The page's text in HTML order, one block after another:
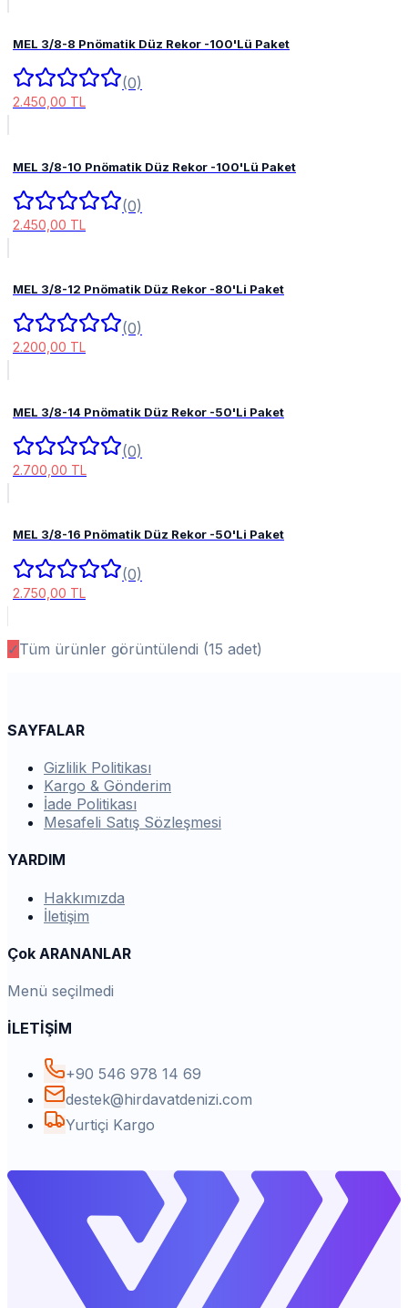
MEL 3/8-8 Pnömatik Düz Rekor -100'Lü Paket
(0)
2.450,00 TL
MEL 3/8-10 Pnömatik Düz Rekor -100'Lü Paket
(0)
2.450,00 TL
MEL 3/8-12 Pnömatik Düz Rekor -80'Li Paket
(0)
2.200,00 TL
MEL 3/8-14 Pnömatik Düz Rekor -50'Li Paket
(0)
2.700,00 TL
MEL 3/8-16 Pnömatik Düz Rekor -50'Li Paket
(0)
2.750,00 TL
✓Tüm ürünler görüntülendi (15 adet)
SAYFALAR
Gizlilik Politikası
Kargo & Gönderim
İade Politikası
Mesafeli Satış Sözleşmesi
YARDIM
Hakkımızda
İletişim
Çok ARANANLAR
Menü seçilmedi
İLETİŞİM
+90 546 978 14 69
destek@hirdavatdenizi.com
Yurtiçi Kargo